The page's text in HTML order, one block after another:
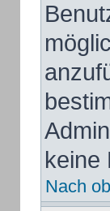
keine
Nach